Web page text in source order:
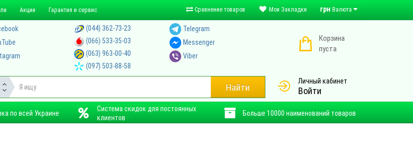
Акции Гарантия и сервис грн Валюта
Мои Закладки
Сравнение товаров
(044) 362-73-23
(066) 533-35-03
(063) 963-00-40
(097) 503-88-58
Telegram
Messenger
Viber
Корзина
пуста
Найти
Личный кабинет
Войти
по всей Украине
Система скидок для постоянных
клиентов
Больше 10000 наименований товаров